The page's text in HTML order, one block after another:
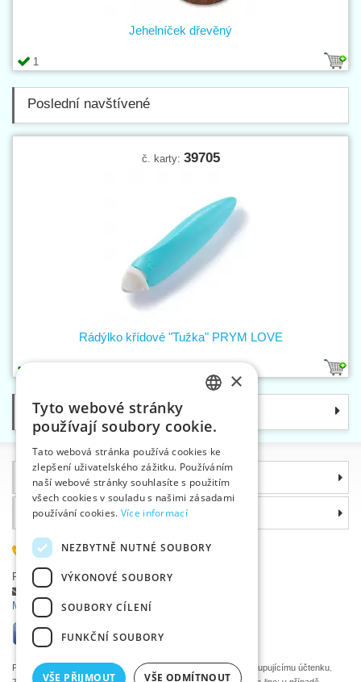
1
Jehelníček dřevěný
Poslední navštívené
č. karty: 39705
Rádýlko křídové "Tužka" PRYM LOVE
Kategorie
Informace
Proč si zvolit právě nás
585 051 217
Plzeňská 868, 783 91 Uničov, Česká republika
Položit dotaz
Máte problémy s přihlášením ?
Podle zákona o evidenci tržeb je prodávající povinen vystavit kupujícímu účtenku.
ENGLISH
GERMAN
×
Tyto webové stránky
používají soubory cookie.
Tato webová stránka používá cookies ke
zlepšení uživatelského zážitku. Používáním
naší webové stránky souhlasíte s použitím
všech cookies v souladu s našimi zásadami
používání cookies. Více informací
NEZBYTNĚ NUTNÉ SOUBORY
VÝKONOVÉ SOUBORY
SOUBORY CÍLENÍ
FUNKČNÍ SOUBORY
VŠE PŘIJMOUT VŠE ODMÍTNOUT